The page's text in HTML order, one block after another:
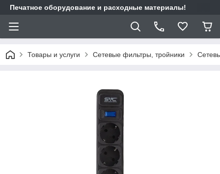
Печатное оборудование и расходные материалы!
Товары и услуги Сетевые фильтры, тройники